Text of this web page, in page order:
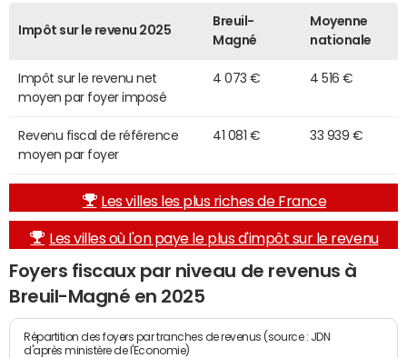
Impôt sur le revenu 2025
Breuil-
Magné
Moyenne
nationale
Impôt sur le revenu net
moyen par foyer imposé
4 073 € 4 516 €
Revenu fiscal de référence
moyen par foyer
41 081 € 33 939 €
Les villes les plus riches de France
Les villes où l'on paye le plus d'impôt sur le revenu
Foyers fiscaux par niveau de revenus à
Breuil-Magné en 2025
Répartition des foyers par tranches de revenus (source : JDN
d'après ministère de l'Economie)